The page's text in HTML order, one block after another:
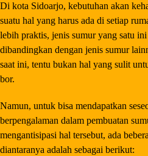
Di kota Sidoarjo, kebutuhan akan
suatu hal yang harus ada di setiap
lebih praktis, jenis sumur yang satu
dibandingkan dengan jenis sumur
saat ini, tentu bukan hal yang sulit
bor.
Namun, untuk bisa mendapatkan
berpengalaman dalam pembuatan
mengantisipasi hal tersebut, ada
diantaranya adalah sebagai berikut: